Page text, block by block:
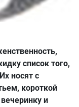
список того,
носят с
короткой
и